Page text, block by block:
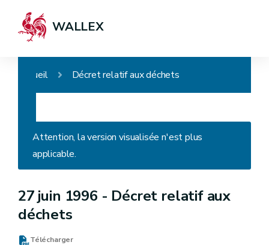
WALLEX
Accueil Décret relatif aux déchets
Attention, la version visualisée n'est plus
applicable.
27 juin 1996 - Décret relatif aux
déchets
Télécharger